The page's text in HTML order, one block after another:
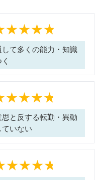
して多くの能力・知識
思と反する転勤・異動
ていない